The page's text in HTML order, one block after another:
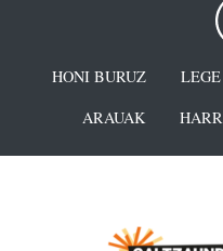
HONI BURUZ
ARAUAK